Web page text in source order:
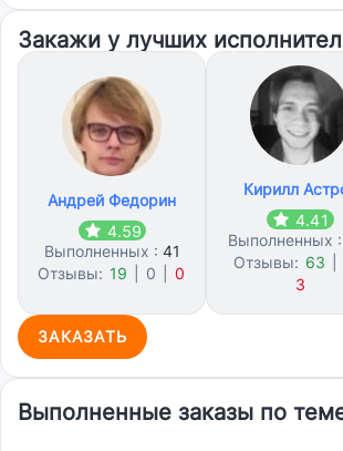
Закажи у лучших
Андрей Федорин
4.59
Выполненных : 41
Отзывы: 19 0 0
Кирилл
4.41
Выполненных :
Отзывы: 63
3
ЗАКАЗАТЬ
Выполненные заказы по